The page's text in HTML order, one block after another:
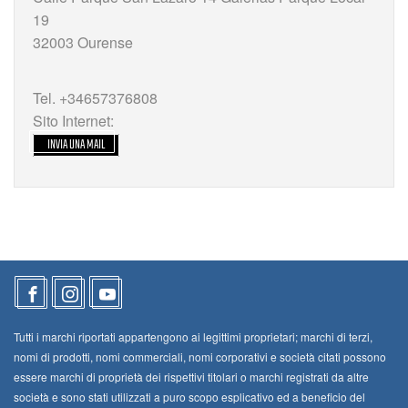
19
32003 Ourense
Tel. +34657376808
Sito Internet:
INVIA UNA MAIL
Tutti i marchi riportati appartengono ai legittimi proprietari; marchi di terzi,
nomi di prodotti, nomi commerciali, nomi corporativi e società citati possono
essere marchi di proprietà dei rispettivi titolari o marchi registrati da altre
società e sono stati utilizzati a puro scopo esplicativo ed a beneficio del